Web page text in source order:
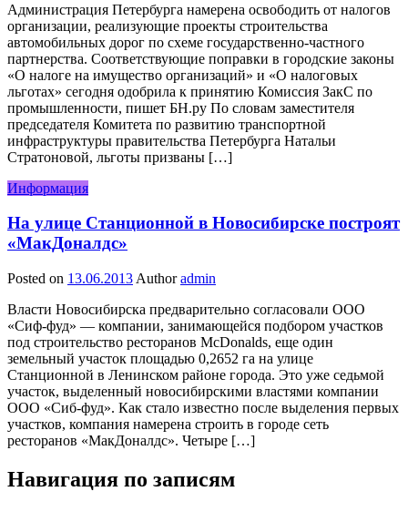
Администрация Петербурга намерена освободить от налогов
организации, реализующие проекты строительства
автомобильных дорог по схеме государственно-частного
партнерства. Соответствующие поправки в городские законы
«О налоге на имущество организаций» и «О налоговых
льготах» сегодня одобрила к принятию Комиссия ЗакС по
промышленности, пишет БН.ру По словам заместителя
председателя Комитета по развитию транспортной
инфраструктуры правительства Петербурга Натальи
Стратоновой, льготы призваны […]
Информация
На улице Станционной в Новосибирске построят
«МакДоналдс»
Posted on 13.06.2013 Author admin
Власти Новосибирска предварительно согласовали ООО
«Сиф-фуд» — компании, занимающейся подбором участков
под строительство ресторанов McDonalds, еще один
земельный участок площадью 0,2652 га на улице
Станционной в Ленинском районе города. Это уже седьмой
участок, выделенный новосибирскими властями компании
ООО «Сиб-фуд». Как стало известно после выделения первых
участков, компания намерена строить в городе сеть
ресторанов «МакДоналдс». Четыре […]
Навигация по записям